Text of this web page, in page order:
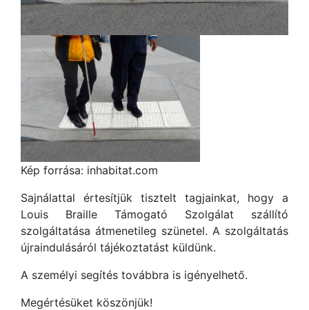
Kép forrása: inhabitat.com
Sajnálattal értesítjük tisztelt tagjainkat, hogy a
Louis Braille Támogató Szolgálat szállító
szolgáltatása átmenetileg szünetel. A szolgáltatás
újraindulásáról tájékoztatást küldünk.
A személyi segítés továbbra is igényelhető.
Megértésüket köszönjük!